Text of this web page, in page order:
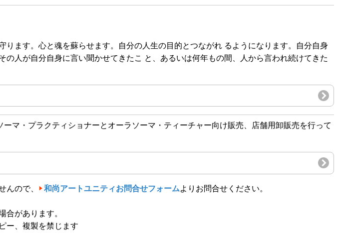
ます。心と魂を蘇らせます。自分の人生の目的とつながれ るようになります。自分自身
人が自分自身に言い聞かせてきたこ と、あるいは何年もの間、人から言われ続けてきた
マ・プラクティショナーとオーラソーマ・ティーチャー向け販売、店舗用卸販売を行って
んので、 和尚アートユニティお問合せフォームよりお問合せください。
合があります。
ー、複製を禁じます